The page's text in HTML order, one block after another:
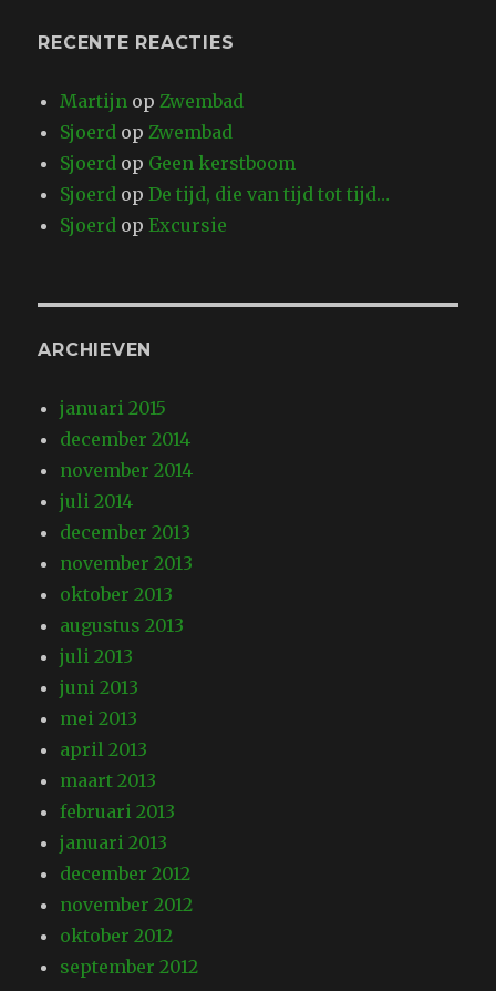
RECENTE REACTIES
Martijn opZwembad
Sjoerd opZwembad
Sjoerd op Geen kerstboom
Sjoerd opDe tijd, die van tijd tot tijd…
Sjoerd opExcursie
ARCHIEVEN
januari 2015
december 2014
november 2014
juli 2014
december 2013
november 2013
oktober 2013
augustus 2013
juli 2013
juni 2013
mei 2013
april 2013
maart 2013
februari 2013
januari 2013
december 2012
november 2012
oktober 2012
september 2012